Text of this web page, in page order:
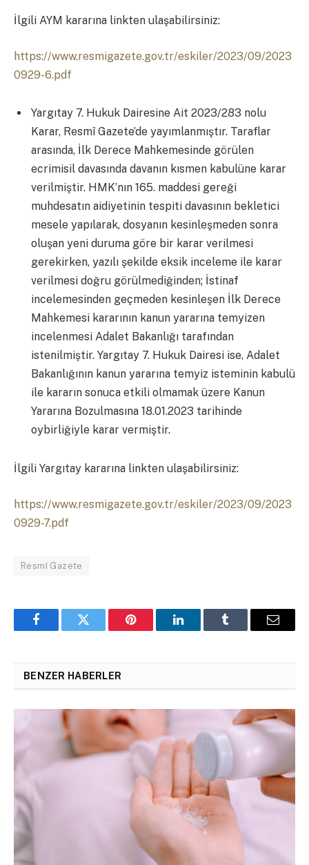
İlgili AYM kararına linkten ulaşabilirsiniz:
https://www.resmigazete.gov.tr/eskiler/2023/09/2023
0929-6.pdf
Yargıtay 7. Hukuk Dairesine Ait 2023/283 nolu
Karar, Resmî Gazete’de yayımlanmıştır. Taraflar
arasında, İlk Derece Mahkemesinde görülen
ecrimisil davasında davanın kısmen kabulüne karar
verilmiştir. HMK’nın 165. maddesi gereği
muhdesatın aidiyetinin tespiti davasının bekletici
mesele yapılarak, dosyanın kesinleşmeden sonra
oluşan yeni duruma göre bir karar verilmesi
gerekirken, yazılı şekilde eksik inceleme ile karar
verilmesi doğru görülmediğinden; İstinaf
incelemesinden geçmeden kesinleşen İlk Derece
Mahkemesi kararının kanun yararına temyizen
incelenmesi Adalet Bakanlığı tarafından
istenilmiştir. Yargıtay 7. Hukuk Dairesi ise, Adalet
Bakanlığının kanun yararına temyiz isteminin kabulü
ile kararın sonuca etkili olmamak üzere Kanun
Yararına Bozulmasına 18.01.2023 tarihinde
oybirliğiyle karar vermiştir.
İlgili Yargıtay kararına linkten ulaşabilirsiniz:
https://www.resmigazete.gov.tr/eskiler/2023/09/2023
0929-7.pdf
Resmî Gazete
FacebookTwitter Pinterest LinkedInTumblr Email
BENZER HABERLER